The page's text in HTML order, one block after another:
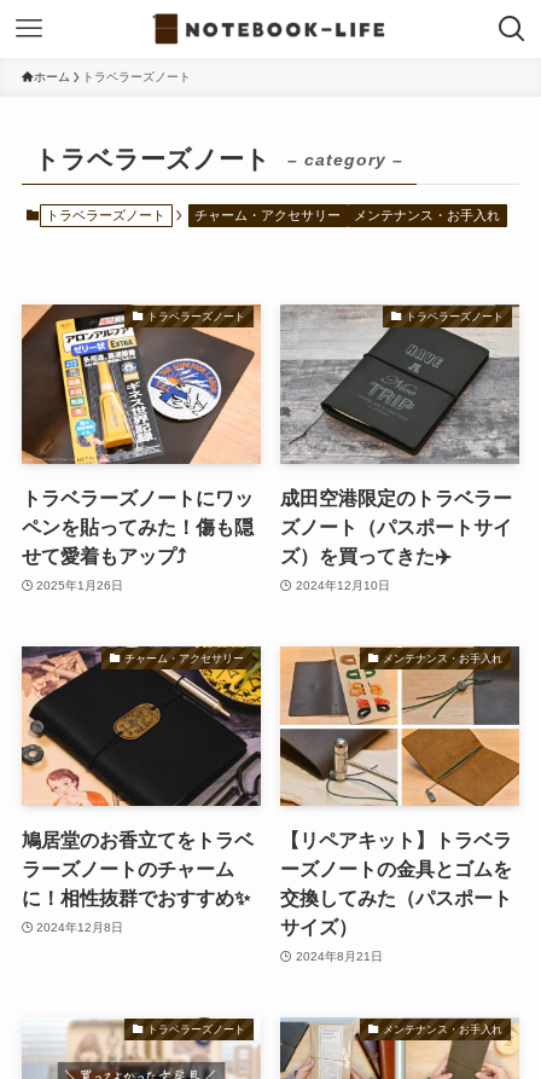
ホーム トラベラーズノート
トラベラーズノート – category –
トラベラーズノート チャーム・アクセサリー メンテナンス・お手入れ
トラベラーズノート
トラベラーズノートにワッ
ペンを貼ってみた！傷も隠
せて愛着もアップ⤴️
2025年1月26日
トラベラーズノート
成田空港限定のトラベラー
ズノート（パスポートサイ
ズ）を買ってきた✈️
2024年12月10日
チャーム・アクセサリー
鳩居堂のお香立てをトラベ
ラーズノートのチャーム
に！相性抜群でおすすめ✨
2024年12月8日
メンテナンス・お手入れ
【リペアキット】トラベラ
ーズノートの金具とゴムを
交換してみた（パスポート
サイズ）
2024年8月21日
トラベラーズノート メンテナンス・お手入れ